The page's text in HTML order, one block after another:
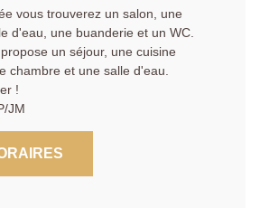
vous trouverez un salon, une
d'eau, une buanderie et un WC.
un séjour, une cuisine
chambre et une salle d'eau.
!
JM